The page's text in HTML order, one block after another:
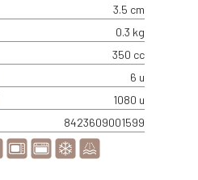
3.5 cm
0.3 kg
350 cc
6 u
1080 u
8423609001599